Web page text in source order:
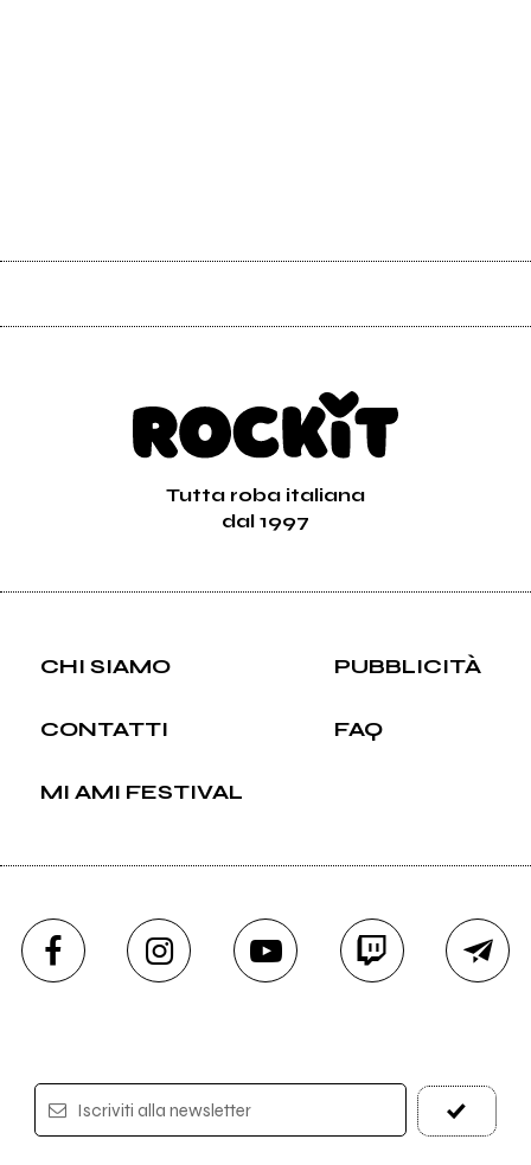
Tutta roba italiana
dal 1997
CHI SIAMO PUBBLICITÀ
CONTATTI FAQ
MI AMI FESTIVAL
Iscriviti alla newsletter